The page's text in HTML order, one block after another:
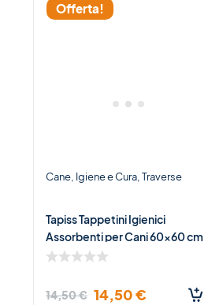
Offerta!
Cane Igiene e Cura Traverse
Tapiss Tappetini Igienici
Assorbenti per Cani 60×60 cm
– 100 Pezzi
14,50€ 14,50€